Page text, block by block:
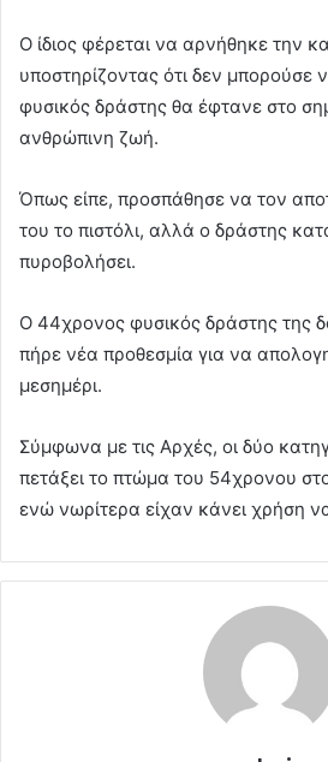
Ο ίδιος φέρεται να αρνήθηκε την
υποστηρίζοντας ότι δεν μπορούσε
φυσικός δράστης θα έφτανε στο
ανθρώπινη ζωή.
Όπως είπε, προσπάθησε να τον
του το πιστόλι, αλλά ο δράστης
πυροβολήσει.
Ο 44χρονος φυσικός δράστης της
πήρε νέα προθεσμία για να
μεσημέρι.
Σύμφωνα με τις Αρχές, οι δύο
πετάξει το πτώμα του 54χρονου
ενώ νωρίτερα είχαν κάνει χρήση